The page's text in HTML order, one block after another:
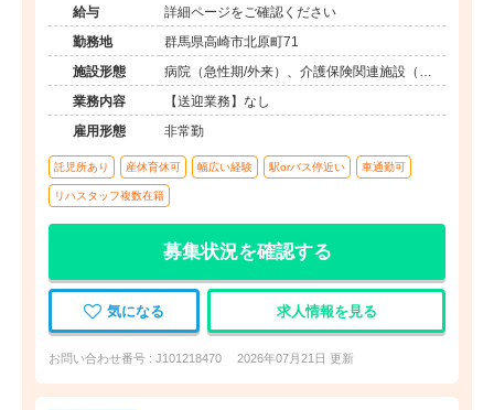
給与
詳細ページをご確認ください
勤務地
群馬県高崎市北原町71
施設形態
病院（急性期/外来）、介護保険関連施設（デ
イケア/訪問看護・リハ）
業務内容
【送迎業務】なし
雇用形態
非常勤
託児所あり 産休育休可 幅広い経験 駅orバス停近い 車通勤可
リハスタッフ複数在籍
募集状況を確認する
気になる 求人情報を見る
お問い合わせ番号 : J101218470 2026年07月21日 更新